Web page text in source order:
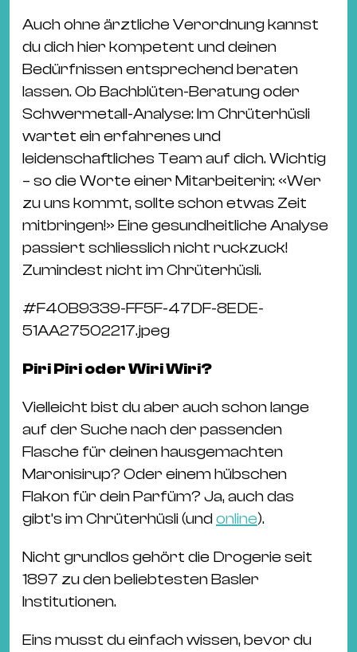
Auch ohne ärztliche Verordnung kannst
du dich hier kompetent und deinen
Bedürfnissen entsprechend beraten
lassen. Ob Bachblüten-Beratung oder
Schwermetall-Analyse: Im Chrüterhüsli
wartet ein erfahrenes und
leidenschaftliches Team auf dich. Wichtig
– so die Worte einer Mitarbeiterin: «Wer
zu uns kommt, sollte schon etwas Zeit
mitbringen!» Eine gesundheitliche Analyse
passiert schliesslich nicht ruckzuck!
Zumindest nicht im Chrüterhüsli.
#F40B9339-FF5F-47DF-8EDE-
51AA27502217.jpeg
Piri Piri oder Wiri Wiri?
Vielleicht bist du aber auch schon lange
auf der Suche nach der passenden
Flasche für deinen hausgemachten
Maronisirup? Oder einem hübschen
Flakon für dein Parfüm? Ja, auch das
gibt’s im Chrüterhüsli (undonline).
Nicht grundlos gehört die Drogerie seit
1897 zu den beliebtesten Basler
Institutionen.
Eins musst du einfach wissen, bevor du